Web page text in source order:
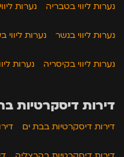
נערות ליווי בטבריה נערות
נערות ליווי בנשר נערות ליווי
נערות ליווי בקיסריה נערות
דירות דיסקרטיות
דירות דיסקרטיות בבת ים